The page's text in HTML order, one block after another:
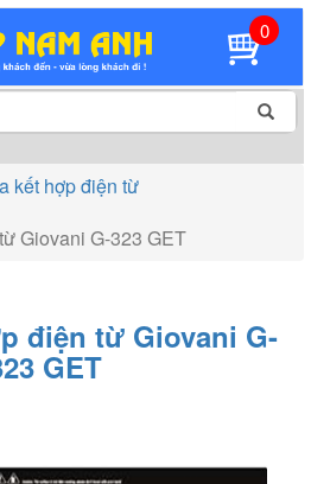
0
kết hợp điện từ
Giovani G-323 GET
điện từ Giovani G-
GET